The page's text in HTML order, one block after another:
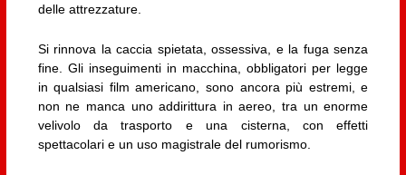
delle attrezzature.
Si rinnova la caccia spietata, ossessiva, e la fuga senza
fine. Gli inseguimenti in macchina, obbligatori per legge
in qualsiasi film americano, sono ancora più estremi, e
non ne manca uno addirittura in aereo, tra un enorme
velivolo da trasporto e una cisterna, con effetti
spettacolari e un uso magistrale del rumorismo.